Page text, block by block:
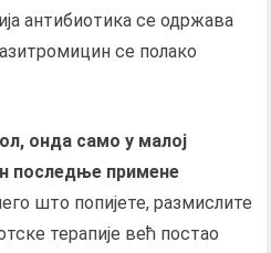
антибиотика се одржава
се полако
онда само у малој
последње примене
што попијете, размислите
терапије већ постао